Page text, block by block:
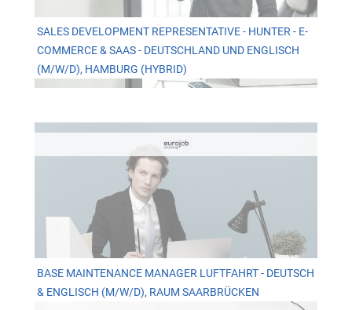
SALES DEVELOPMENT REPRESENTATIVE - HUNTER - E-
COMMERCE & SAAS - DEUTSCHLAND UND ENGLISCH
(M/W/D), HAMBURG (HYBRID)
BASE MAINTENANCE MANAGER LUFTFAHRT - DEUTSCH
& ENGLISCH (M/W/D), RAUM SAARBRÜCKEN